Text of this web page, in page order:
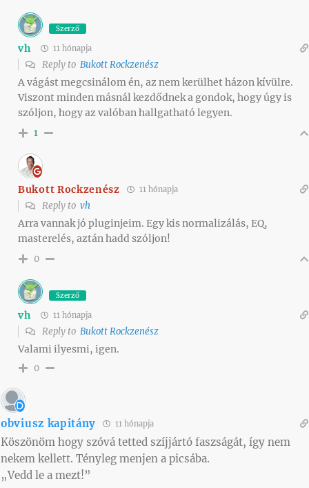
Szerző
vh 11 hónapja
Reply to Bukott Rockzenész
A vágást megcsinálom én, az nem kerülhet házon kívülre.
Viszont minden másnál kezdődnek a gondok, hogy úgy is
szóljon, hogy az valóban hallgatható legyen.
1
Bukott Rockzenész 11 hónapja
Reply to vh
Arra vannak jó pluginjeim. Egy kis normalizálás, EQ,
masterelés, aztán hadd szóljon!
0
Szerző
vh 11 hónapja
Reply to Bukott Rockzenész
Valami ilyesmi, igen.
0
obviusz kapitány 11 hónapja
Köszönöm hogy szóvá tetted szíjjártó faszságát, így nem
nekem kellett. Tényleg menjen a picsába.
„Vedd le a mezt!”